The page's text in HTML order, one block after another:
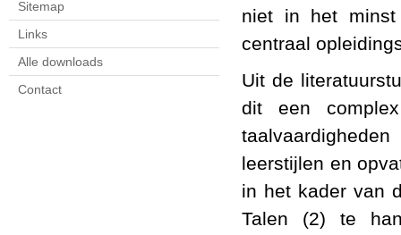
Sitemap
Links
Alle downloads
Contact
niet in het minst
centraal
Uit de
dit een
leerstijlen en
in het kader van
Talen (2) te